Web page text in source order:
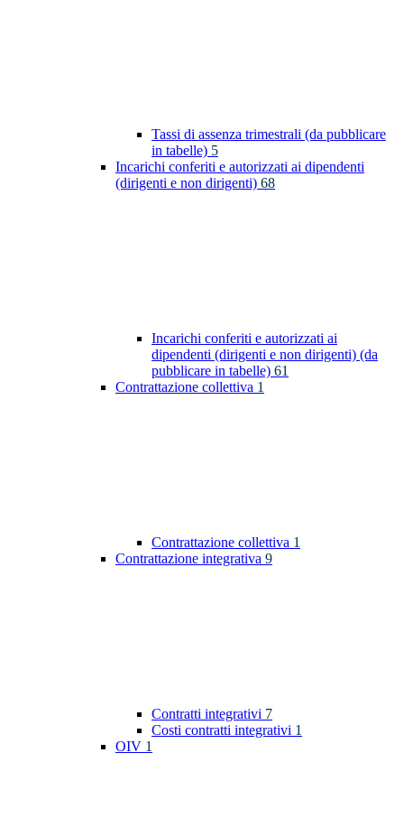
Tassi di assenza trimestrali (da pubblicare
in tabelle) 5
Incarichi conferiti e autorizzati ai dipendenti
(dirigenti e non dirigenti) 68
Incarichi conferiti e autorizzati ai
dipendenti (dirigenti e non dirigenti) (da
pubblicare in tabelle) 61
Contrattazione collettiva 1
Contrattazione collettiva 1
Contrattazione integrativa 9
Contratti integrativi 7
Costi contratti integrativi 1
OIV 1